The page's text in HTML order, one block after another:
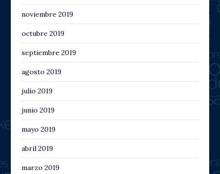
noviembre 2019
octubre 2019
septiembre 2019
agosto 2019
julio 2019
junio 2019
mayo 2019
abril 2019
marzo 2019